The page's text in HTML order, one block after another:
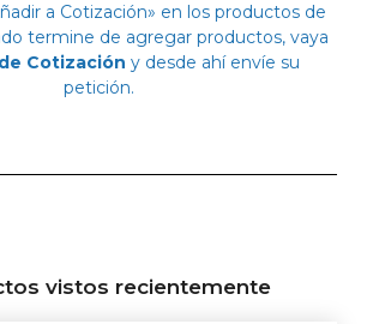
a Cotización» en los productos de
termine de agregar productos, vaya
Cotización y desde ahí envíe su
petición.
vistos recientemente